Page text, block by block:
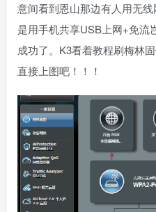
意间看到恩山那边有人用无
是用手机共享USB上网+免流
成功了。K3看着教程刷梅林
直接上图吧！！！